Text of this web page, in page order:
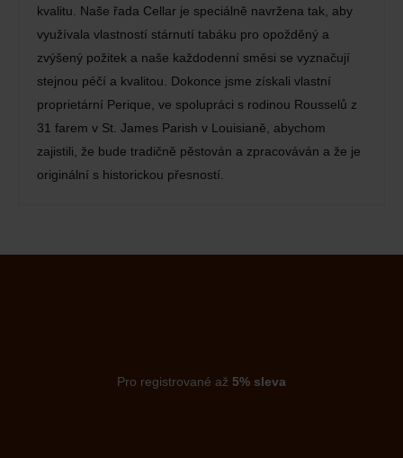
kvalitu. Naše řada Cellar je speciálně navržena tak, aby
využívala vlastností stárnutí tabáku pro opožděný a
zvýšený požitek a naše každodenní směsi se vyznačují
stejnou péčí a kvalitou. Dokonce jsme získali vlastní
proprietární Perique, ve spolupráci s rodinou Rousselů z
31 farem v St. James Parish v Louisianě, abychom
zajistili, že bude tradičně pěstován a zpracováván a že je
originální s historickou přesností.
Pro registrované až 5% sleva